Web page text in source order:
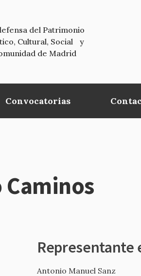
del Patrimonio
Cultural, Social y
de Madrid
Convocatorias
Representante
Antonio Manuel Sanz